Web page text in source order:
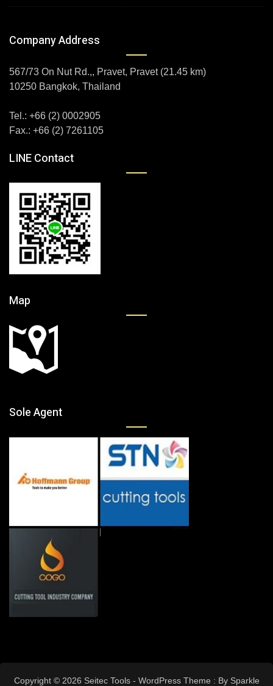
Company Address
567/73 On Nut Rd.,, Pravet, Pravet (21.45 km)
10250 Bangkok, Thailand
Tel.: +66 (2) 0002905
Fax.: +66 (2) 7261105
LINE Contact
Map
Sole Agent
Copyright © 2026 Seitec Tools - WordPress Theme : By Sparkle